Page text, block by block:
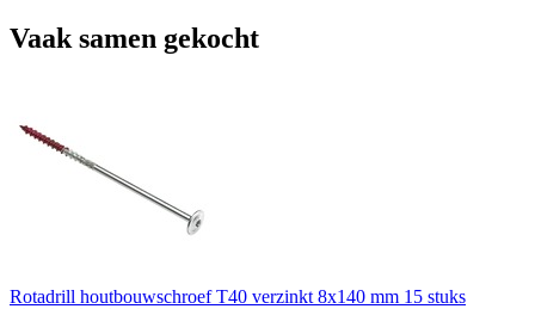
Vaak samen gekocht
Rotadrill houtbouwschroef T40 verzinkt 8x140 mm 15 stuks